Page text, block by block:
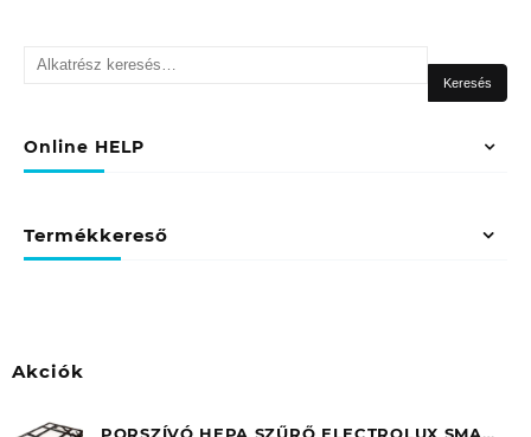
Keresés
Keresés
Online HELP
Termékkereső
Akciók